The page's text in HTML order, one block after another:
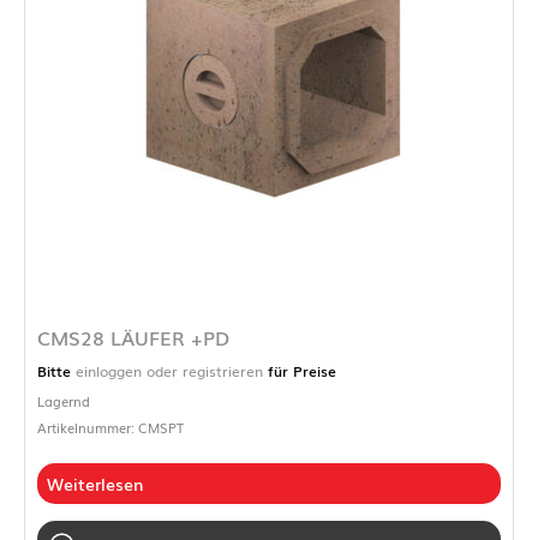
CMS28 LÄUFER +PD
Bitte einloggen oder registrieren für Preise
Lagernd
Artikelnummer: CMSPT
Weiterlesen